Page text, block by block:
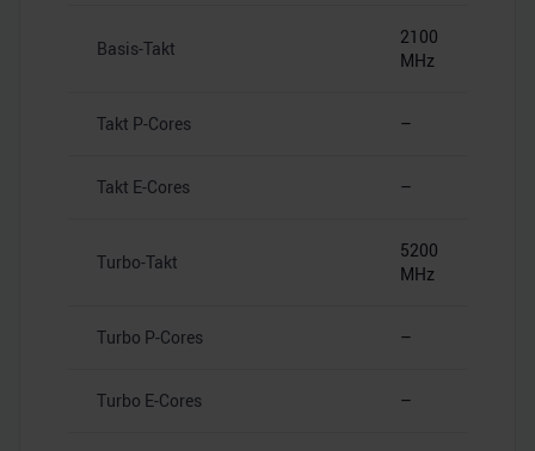
Basis-Takt
2100
MHz
Takt P-Cores –
Takt E-Cores –
Turbo-Takt
5200
MHz
Turbo P-Cores –
Turbo E-Cores –